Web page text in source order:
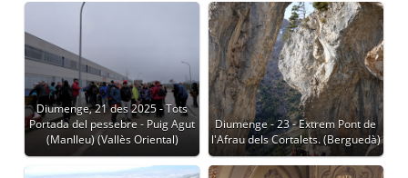
Diumenge, 21 des 2025 - Tots
Portada del pessebre - Puig Agut
(Manlleu) (Vallès Oriental)
Diumenge - 23 - Extrem Pont de
l'Afrau dels Cortalets. (Berguedà)